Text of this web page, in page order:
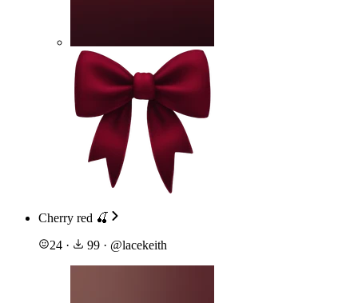
Cherry red 🍒
24 · 99 · @lacekeith